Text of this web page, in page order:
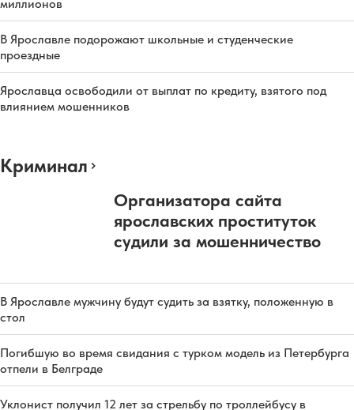
миллионов
В Ярославле подорожают школьные и студенческие
проездные
Ярославца освободили от выплат по кредиту, взятого под
влиянием мошенников
Криминал
Организатора сайта
ярославских проституток
судили за мошенничество
В Ярославле мужчину будут судить за взятку, положенную в
стол
Погибшую во время свидания с турком модель из Петербурга
отпели в Белграде
Уклонист получил 12 лет за стрельбу по троллейбусу в